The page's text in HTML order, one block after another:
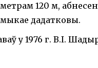
120 м,
дадатковы.
у 1976 г. В.І.